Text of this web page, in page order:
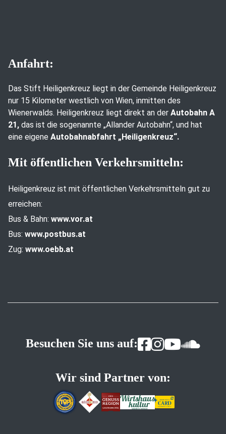
Anfahrt:
Das Stift Heiligenkreuz liegt in der Gemeinde Heiligenkreuz
nur 15 Kilometer westlich von Wien, inmitten des
Wienerwalds. Heiligenkreuz liegt direkt an der Autobahn A
21, das ist die sogenannte „Allander Autobahn“, und hat
eine eigene Autobahnabfahrt „Heiligenkreuz“.
Mit öffentlichen Verkehrsmitteln:
Heiligenkreuz ist mit öffentlichen Verkehrsmitteln gut zu
erreichen:
Bus & Bahn: www.vor.at
Bus: www.postbus.at
Zug: www.oebb.at
Besuchen Sie uns auf:
Wir sind Partner von: